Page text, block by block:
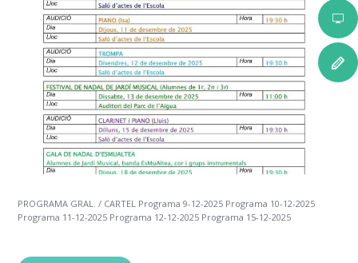
PROGRAMA GRAL. / CARTEL Programa 9-12-2025 Programa 10-12-2025
Programa 11-12-2025 Programa 12-12-2025 Programa 15-12-2025